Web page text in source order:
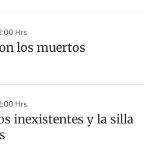
Hrs
los muertos
Hrs
inexistentes y la silla